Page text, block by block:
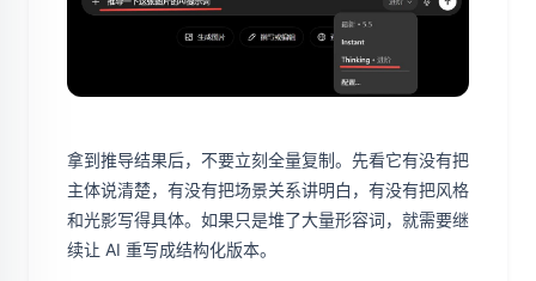
拿到推导结果后，不要立刻全量复制。先看它有没有把
主体说清楚，有没有把场景关系讲明白，有没有把风格
和光影写得具体。如果只是堆了大量形容词，就需要继
续让 AI 重写成结构化版本。